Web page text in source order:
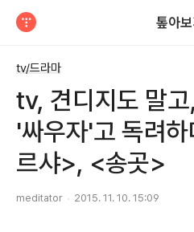
톺아보
tv/드라마
tv, 견디지도 말
'싸우자'고 독려
르샤>, <송곳>
meditator 2015. 11. 10. 15:09